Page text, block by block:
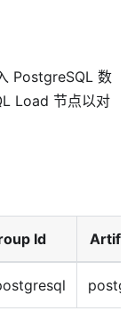
PostgreSQL 数
Load 节点以对
Id